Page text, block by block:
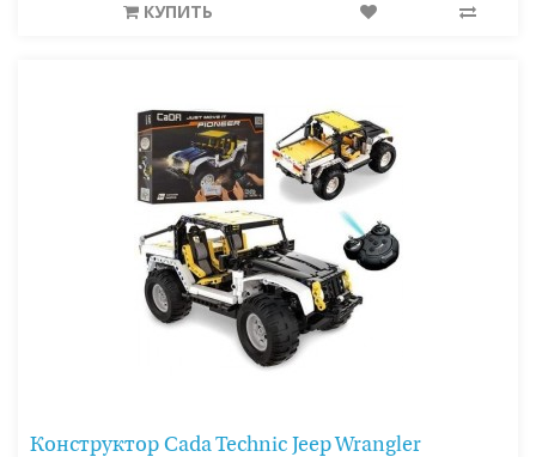
КУПИТЬ
Конструктор Cada Technic Jeep Wrangler